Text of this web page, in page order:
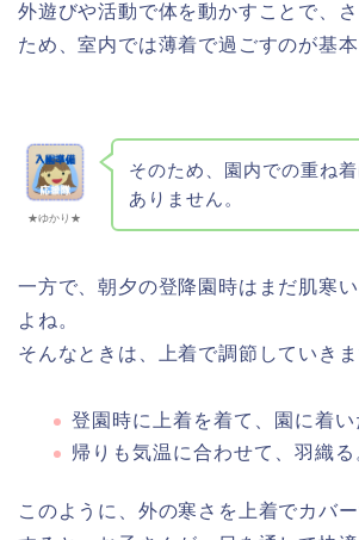
外遊びや活動で体を動かすことで、
ため、室内では薄着で過ごすのが基本
★ゆかり★
そのため、園内での重ね
ありません。
一方で、朝夕の登降園時はまだ肌寒
よね。
そんなときは、上着で調節していきま
登園時に上着を着て、園に着い
帰りも気温に合わせて、羽織る
このように、外の寒さを上着でカバ